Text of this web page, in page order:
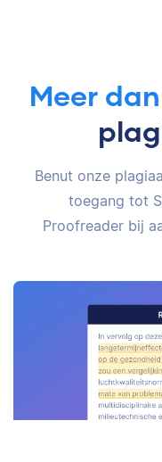
Meer dan
Benut onze
toegang tot
Proofreader bij